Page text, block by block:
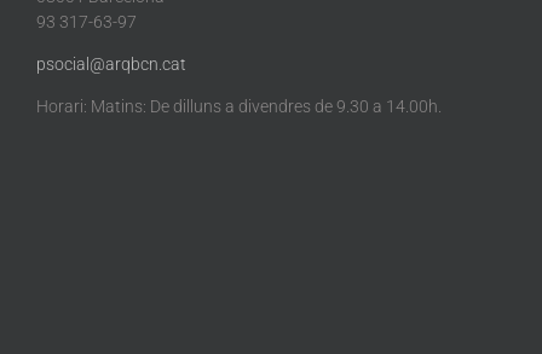
93 317-63-97
psocial@arqbcn.cat
Horari: Matins: De dilluns a divendres de 9.30 a 14.00h.